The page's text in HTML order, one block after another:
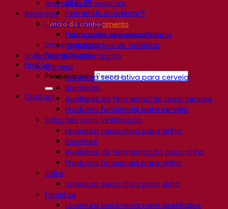
Gravações de webinars
Recursos
Centro de conhecimento
Percepções de especialistas
Documentations
Fermentis app
Find us
Pesquisar por:
Contact
All In 1™
Fermentis Academy™
Outros serviços
Fabricação sob encomenda
Degustações de bebidas
Soluções de fermentação
Cerveja
Levedura seca ativa para cerveja
Bactérias
Auxiliares de fermentação para cerveja
Produtos funcionais para cerveja
Soluções para Vinificação
Levedura seca ativa para vinho
Enzymes
Auxiliares de fermentação para vinho
Produtos funcionais para vinho
Sidra
Levedura seca ativa para sidra
Espíritos
Levedura seca ativa para destilados